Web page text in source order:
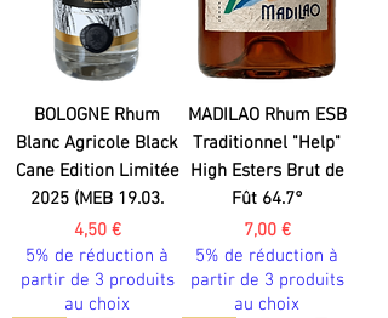
BOLOGNE Rhum
Blanc Agricole Black
Cane Edition Limitée
2025 (MEB 19.03.
Prix
4,50 €
5% de réduction à
partir de 3 produits
au choix
MADILAO Rhum ESB
Traditionnel "Help"
High Esters Brut de
Fût 64.7°
Prix
7,00 €
5% de réduction à
partir de 3 produits
au choix